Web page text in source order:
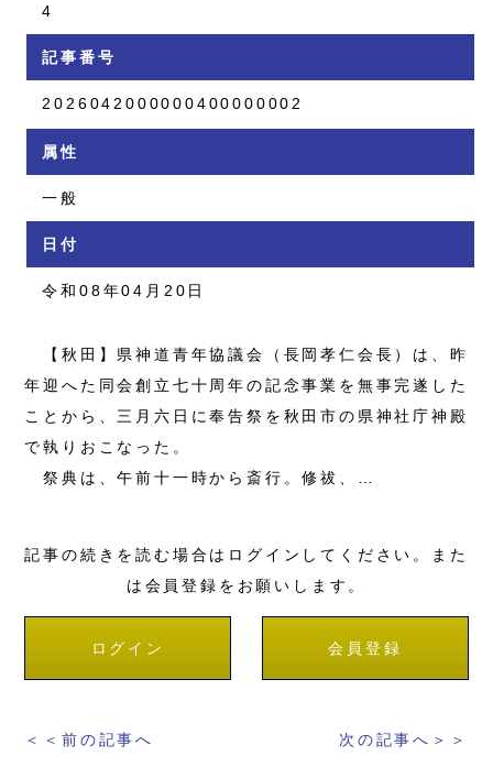
4
記事番号
2026042000000400000002
属性
一般
日付
令和08年04月20日
【秋田】県神道青年協議会（長岡孝仁会長）は、昨
年迎へた同会創立七十周年の記念事業を無事完遂した
ことから、三月六日に奉告祭を秋田市の県神社庁神殿
で執りおこなった。
祭典は、午前十一時から斎行。修祓、…
記事の続きを読む場合はログインしてください。また
は会員登録をお願いします。
ログイン 会員登録
＜＜前の記事へ 次の記事へ＞＞